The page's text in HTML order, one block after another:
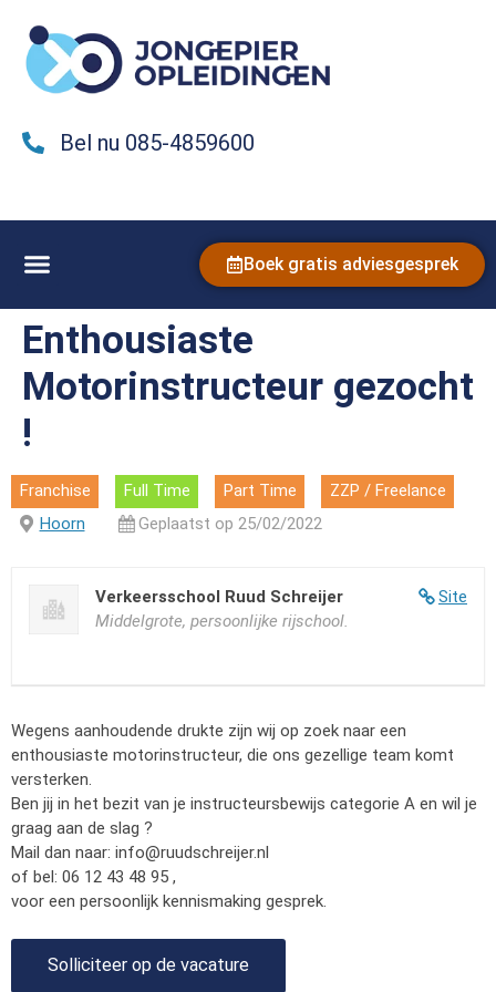
Bel nu 085-4859600
Boek gratis adviesgesprek
Enthousiaste
Motorinstructeur gezocht
!
Franchise Full Time Part Time
ZZP / Freelance
Hoorn
Geplaatst op 25/02/2022
Site
Verkeersschool Ruud Schreijer
Middelgrote, persoonlijke rijschool.
Wegens aanhoudende drukte zijn wij op zoek naar een
enthousiaste motorinstructeur, die ons gezellige team komt
versterken.
Ben jij in het bezit van je instructeursbewijs categorie A en wil je
graag aan de slag ?
Mail dan naar: info@ruudschreijer.nl
of bel: 06 12 43 48 95 ,
voor een persoonlijk kennismaking gesprek.